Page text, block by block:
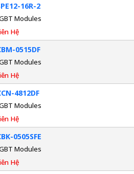
16R-2
Modules
Hệ
0515DF
Modules
Hệ
4812DF
Modules
Hệ
0505SFE
Modules
Hệ